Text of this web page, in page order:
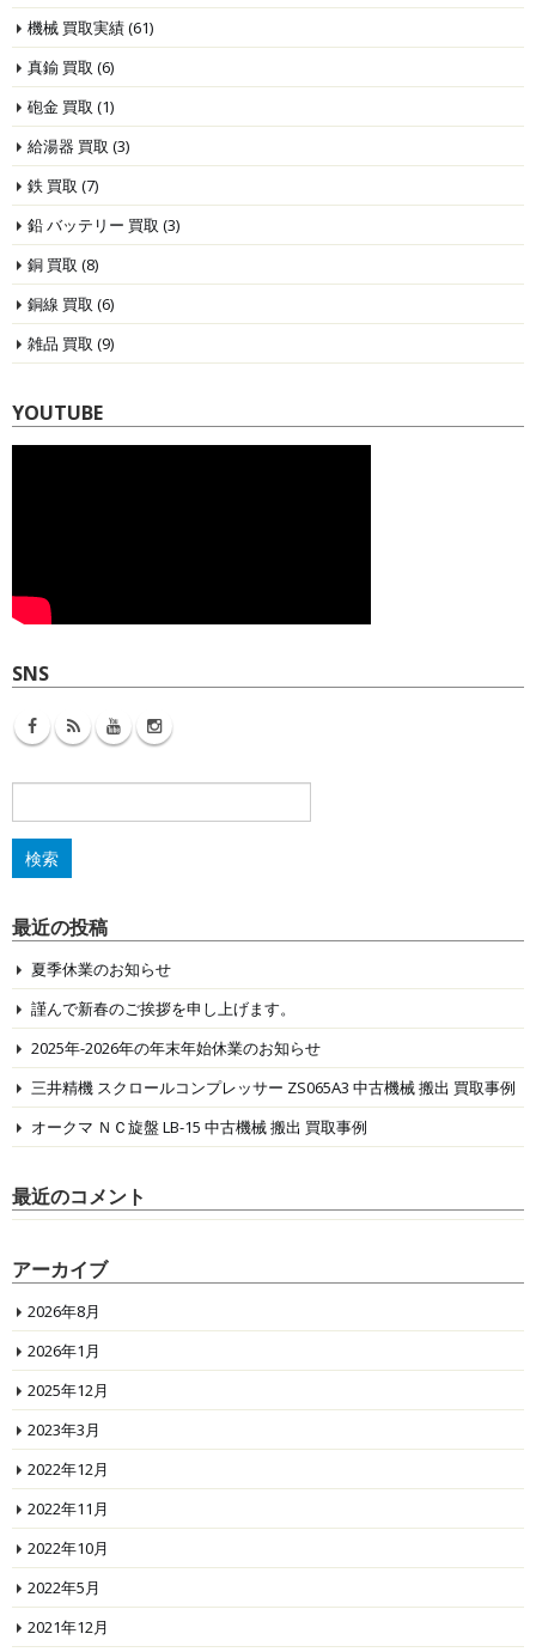
機械 買取実績(61)
真鍮 買取 (6)
砲金 買取 (1)
給湯器 買取 (3)
鉄 買取 (7)
鉛 バッテリー 買取 (3)
銅 買取 (8)
銅線 買取 (6)
雑品 買取 (9)
YOUTUBE
SNS
索:
最近の投稿
夏季休業のお知らせ
謹んで新春のご挨拶を申し上げます。
2025年-2026年の年末年始休業のお知らせ
三井精機 スクロールコンプレッサー ZS065A3 中古機械 搬出 買取事例
オークマ ＮＣ旋盤 LB-15 中古機械 搬出 買取事例
最近のコメント
アーカイブ
2026年8月
2026年1月
2025年12月
2023年3月
2022年12月
2022年11月
2022年10月
2022年5月
2021年12月